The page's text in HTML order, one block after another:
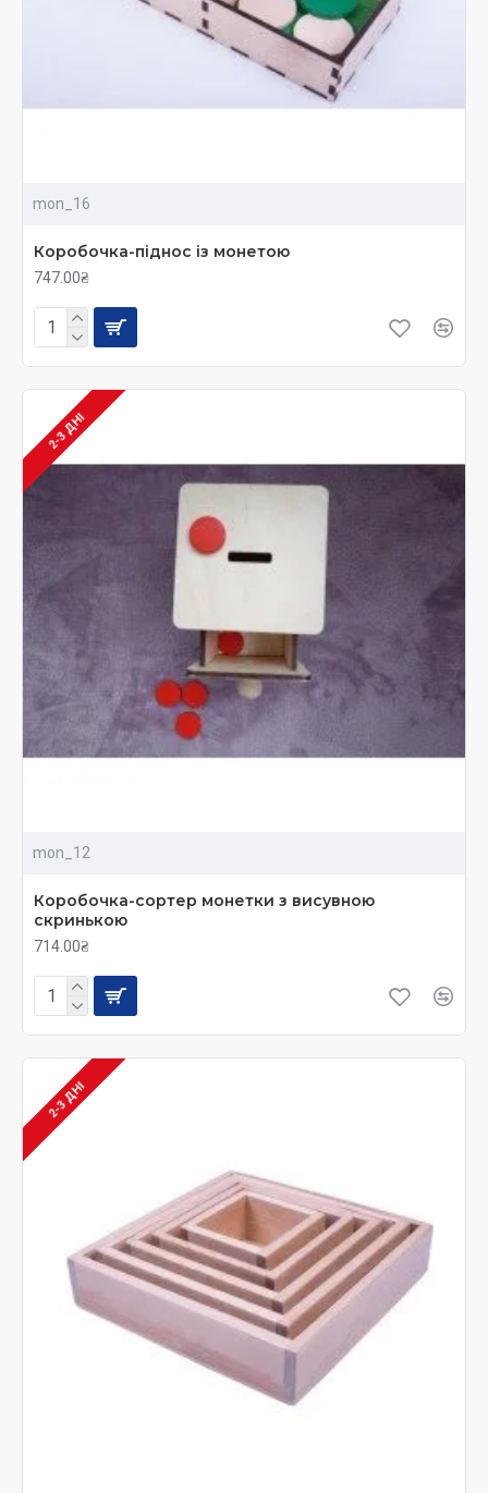
деревянные книжки с красочными картинками;
игры-стучалки с молоточком;
в ассортименте: гоночные
автомобили, пожарные машины, поезда и т.д.;
мемо – игровые наборы для развития памяти;
наборы музыкальных инструментов;
пазлы на различную тематику;
пазлы «Гардероб»;
сортеры;
пирамиды;
мозаики;
ящики с набором домашних инструментов;
бизиборы;
конструкторы;
головоломки различного уровня сложности;
деревянные наборы для ролевых игр;
вкладыши;
обучающие кубики;
развивающие доски с окошками и застежками
для малышей;
досточки-раскраски;
шнуровки;
кубики;
магнитные календари и обучающие доски;
наборы букв и цифр;
счетные палочки Кюизенера и многое другое.
Делая выбор в пользу аксессуаров, игрушек и
игровых наборов из экологически чистых и
натуральных материалов, вы выбираете здоровье,
безопасность и всестороннее гармоничное развитие
своего крохи!
В интернет-магазине Кидобо вы можете в любое
удобное время заказать качественные и доступные
по стоимости игрушки для девочек и мальчиков
любого возраста с доставкой по всей территории
mon_16
Коробочка-піднос із монетою
747.00₴
2-3 ДНІ
mon_12
Коробочка-сортер монетки з висувною
скринькою
714.00₴
2-3 ДНІ